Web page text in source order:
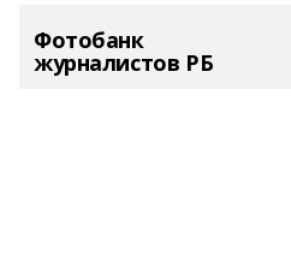
Фотобанк
журналистов РБ